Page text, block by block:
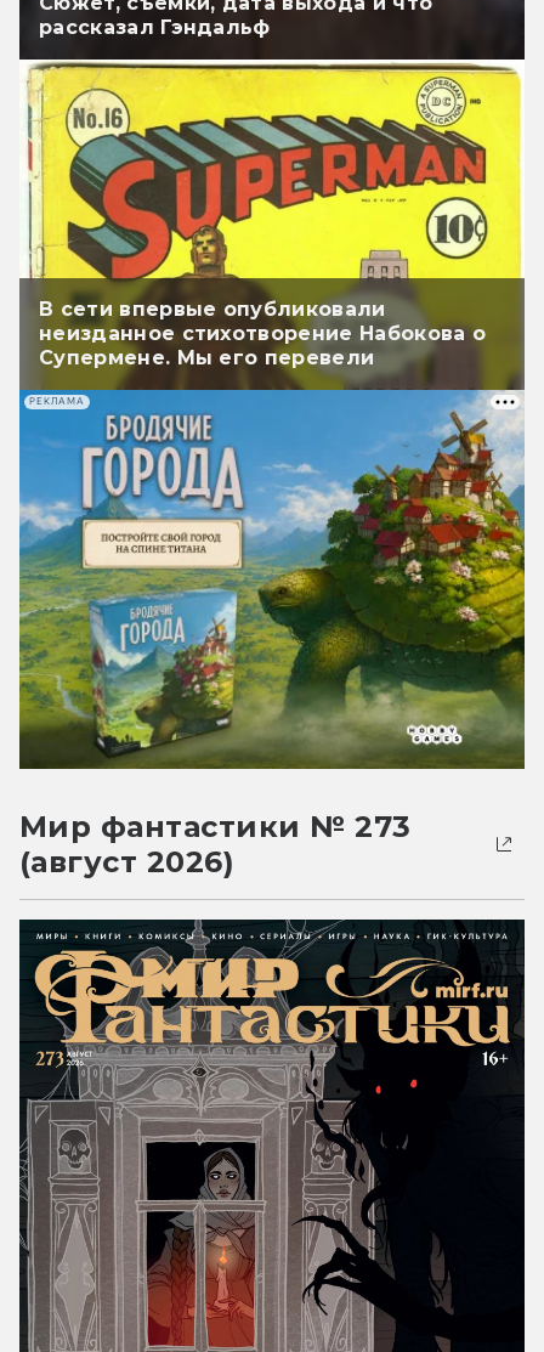
рассказал Гэндальф
В сети впервые опубликовали
неизданное стихотворение Набокова о
Супермене. Мы его перевели
РЕКЛАМА
Мир фантастики № 273
(август 2026)